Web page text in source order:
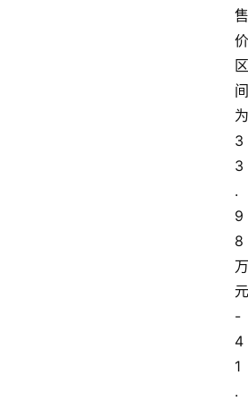
售
价
区
间
为
3
3
.
9
8
万
元
-
4
1
.